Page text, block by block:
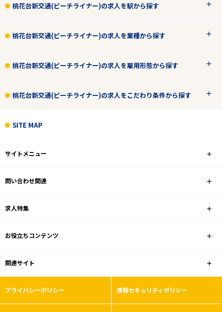
フリーワード
桃花台新交通(ピーチライナー)の求人を駅から探す
桃花台新交通(ピーチライナー)の求人を業種から探す
桃花台新交通(ピーチライナー)の求人を雇用形態から探す
桃花台新交通(ピーチライナー)の求人をこだわり条件から探す
SITE MAP
サイトメニュー
問い合わせ関連
求人特集
お役立ちコンテンツ
関連サイト
プライバシーポリシー 情報セキュリティポリシー